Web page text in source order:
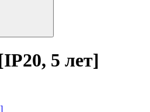
5 лет]